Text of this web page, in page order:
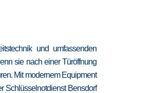
und umfassenden
sie nach einer Türöffnung
Mit modernem Equipment
Schlüsselnotdienst Bensdorf